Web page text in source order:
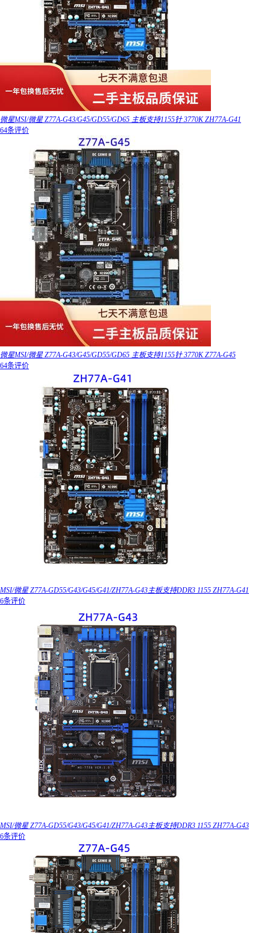
微星MSI/微星 Z77A-G43/G45/GD55/GD65 主板支持1155针 3770K ZH77A-G41
64条评价
微星MSI/微星 Z77A-G43/G45/GD55/GD65 主板支持1155针 3770K Z77A-G45
64条评价
MSI/微星 Z77A-GD55/G43/G45/G41/ZH77A-G43主板支持DDR3 1155 ZH77A-G41
6条评价
MSI/微星 Z77A-GD55/G43/G45/G41/ZH77A-G43主板支持DDR3 1155 ZH77A-G43
6条评价